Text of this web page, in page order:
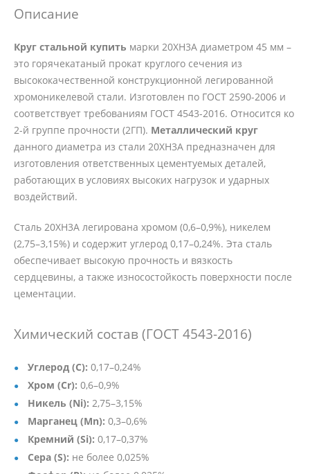
Описание
Круг стальной купить марки 20ХН3А диаметром 45 мм –
это горячекатаный прокат круглого сечения из
высококачественной конструкционной легированной
хромоникелевой стали. Изготовлен по ГОСТ 2590-2006 и
соответствует требованиям ГОСТ 4543-2016. Относится ко
2-й группе прочности (2ГП). Металлический круг
данного диаметра из стали 20ХН3А предназначен для
изготовления ответственных цементуемых деталей,
работающих в условиях высоких нагрузок и ударных
воздействий.
Сталь 20ХН3А легирована хромом (0,6–0,9%), никелем
(2,75–3,15%) и содержит углерод 0,17–0,24%. Эта сталь
обеспечивает высокую прочность и вязкость
сердцевины, а также износостойкость поверхности после
цементации.
Химический состав (ГОСТ 4543-2016)
Углерод (C): 0,17–0,24%
Хром (Cr): 0,6–0,9%
Никель (Ni): 2,75–3,15%
Марганец (Mn): 0,3–0,6%
Кремний (Si): 0,17–0,37%
Сера (S): не более 0,025%